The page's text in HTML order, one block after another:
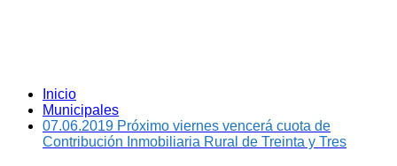
Inicio
Municipales
07.06.2019 Próximo viernes vencerá cuota de
Contribución Inmobiliaria Rural de Treinta y Tres